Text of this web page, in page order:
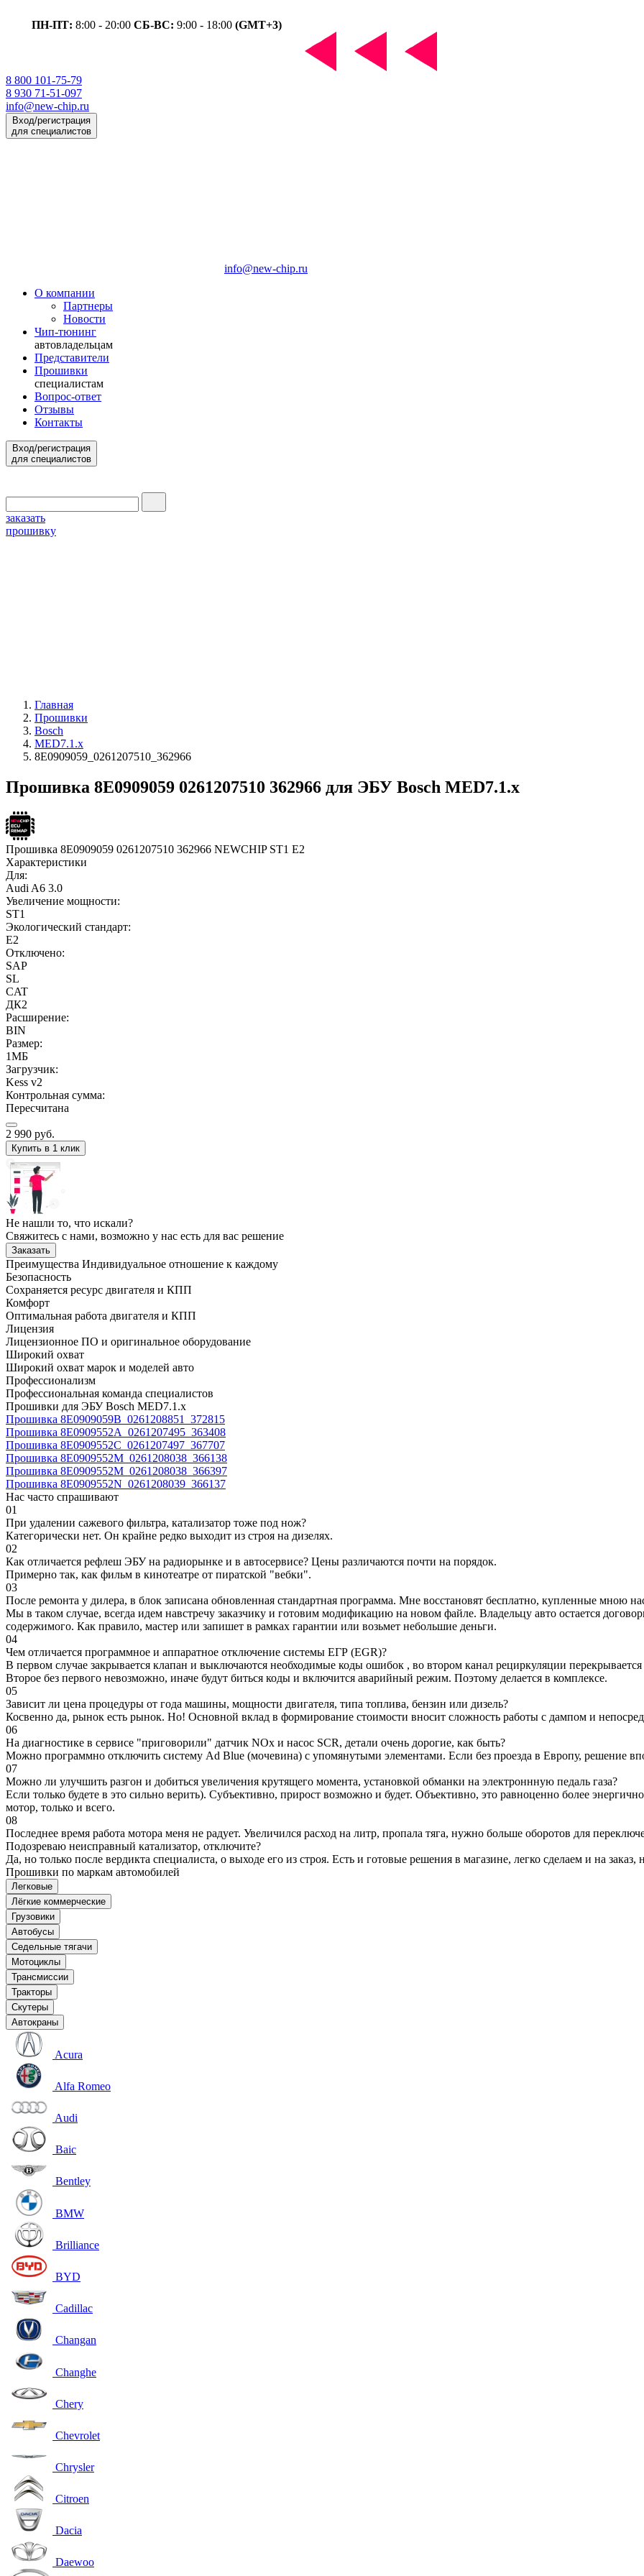
ПН-ПТ: 8:00 - 20:00 СБ-ВС: 9:00 - 18:00 (GMT+3)
8 800 101-75-79
8 930 71-51-097
info@new-chip.ru
Вход/регистрация
для специалистов
info@new-chip.ru
О компании
Партнеры
Новости
Чип-тюнинг
автовладельцам
Представители
Прошивки
специалистам
Вопрос-ответ
Отзывы
Контакты
Вход/регистрация
для специалистов
заказать
прошивку
Главная
Прошивки
Bosch
MED7.1.x
8E0909059_0261207510_362966
Прошивка 8E0909059 0261207510 362966 для ЭБУ Bosch MED7.1.x
Прошивка 8E0909059 0261207510 362966 NEWCHIP ST1 E2
Характеристики
Для:
Audi A6 3.0
Увеличение мощности:
ST1
Экологический стандарт:
E2
Отключено:
SAP
SL
CAT
ДК2
Расширение:
BIN
Размер:
1МБ
Загрузчик:
Kess v2
Контрольная сумма:
Пересчитана
2 990 руб.
Купить в 1 клик
Не нашли то, что искали?
Свяжитесь с нами, возможно у нас есть для вас решение
Заказать
Преимущества Индивидуальное отношение к каждому
Безопасность
Сохраняется ресурс двигателя и КПП
Комфорт
Оптимальная работа двигателя и КПП
Лицензия
Лицензионное ПО и оригинальное оборудование
Широкий охват
Широкий охват марок и моделей авто
Профессионализм
Профессиональная команда специалистов
Прошивки для ЭБУ Bosch MED7.1.x
Прошивка 8E0909059B_0261208851_372815
Прошивка 8E0909552A_0261207495_363408
Прошивка 8E0909552C_0261207497_367707
Прошивка 8E0909552M_0261208038_366138
Прошивка 8E0909552M_0261208038_366397
Прошивка 8E0909552N_0261208039_366137
Нас часто спрашивают
01
При удалении сажевого фильтра, катализатор тоже под нож?
Категорически нет. Он крайне редко выходит из строя на дизелях.
02
Как отличается рефлеш ЭБУ на радиорынке и в автосервисе? Цены различаются почти на порядок.
Примерно так, как фильм в кинотеатре от пиратской "вебки".
03
После ремонта у дилера, в блок записана обновленная стандартная программа. Мне восстановят бесплатно, купленные мною
Мы в таком случае, всегда идем навстречу заказчику и готовим модификацию на новом файле. Владельцу авто остается
содержимого. Как правило, мастер или запишет в рамках гарантии или возьмет небольшие деньги.
04
Чем отличается программное и аппаратное отключение системы ЕГР (EGR)?
В первом случае закрывается клапан и выключаются необходимые коды ошибок , во втором канал рециркуляции
Второе без первого невозможно, иначе будут биться коды и включится аварийный режим. Поэтому делается в комплексе.
05
Зависит ли цена процедуры от года машины, мощности двигателя, типа топлива, бензин или дизель?
Косвенно да, рынок есть рынок. Но! Основной вклад в формирование стоимости вносит сложность работы с дампом и
06
На диагностике в сервисе "приговорили" датчик NOx и насос SCR, детали очень дорогие, как быть?
Можно программно отключить систему Ad Blue (мочевина) с упомянутыми элементами. Если без проезда в Европу, решение
07
Можно ли улучшить разгон и добиться увеличения крутящего момента, установкой обманки на электроннную педаль газа?
Если только будете в это сильно верить). Субъективно, прирост возможно и будет. Объективно, это равноценно более
мотор, только и всего.
08
Последнее время работа мотора меня не радует. Увеличился расход на литр, пропала тяга, нужно больше оборотов для
Подозреваю неисправный катализатор, отключите?
Да, но только после вердикта специалиста, о выходе его из строя. Есть и готовые решения в магазине, легко сделаем и на заказ,
Прошивки по маркам автомобилей
Легковые
Лёгкие коммерческие
Грузовики
Автобусы
Седельные тягачи
Мотоциклы
Трансмиссии
Тракторы
Скутеры
Автокраны
Acura
Alfa Romeo
Audi
Baic
Bentley
BMW
Brilliance
BYD
Cadillac
Changan
Changhe
Chery
Chevrolet
Chrysler
Citroen
Dacia
Daewoo